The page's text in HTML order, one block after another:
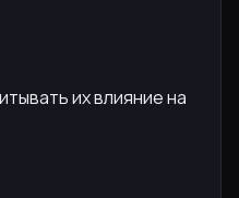
их влияние на